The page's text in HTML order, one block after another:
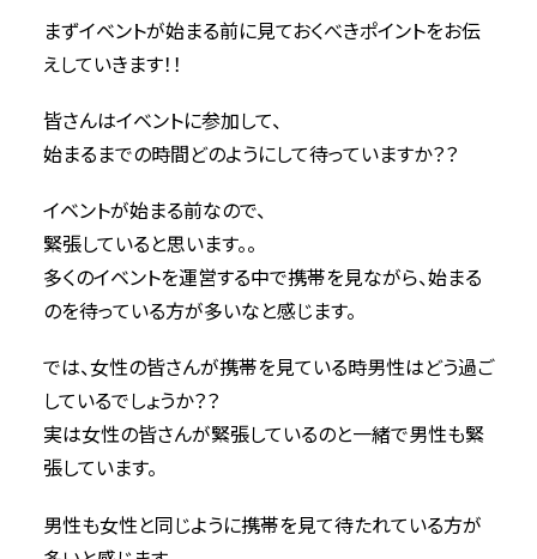
まずイベントが始まる前に見ておくべきポイントをお伝
えしていきます！！
皆さんはイベントに参加して、
始まるまでの時間どのようにして待っていますか？？
イベントが始まる前なので、
緊張していると思います。。
多くのイベントを運営する中で携帯を見ながら、始まる
のを待っている方が多いなと感じます。
では、女性の皆さんが携帯を見ている時男性はどう過ご
しているでしょうか？？
実は女性の皆さんが緊張しているのと一緒で男性も緊
張しています。
男性も女性と同じように携帯を見て待たれている方が